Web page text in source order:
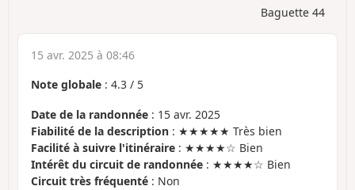
Baguette 44
15 avr. 2025 à 08:46
Note globale : 4.3 / 5
Date de la randonnée : 15 avr. 2025
Fiabilité de la description : ★★★★★ Très bien
Facilité à suivre l'itinéraire : ★★★★☆ Bien
Intérêt du circuit de randonnée : ★★★★☆ Bien
Circuit très fréquenté : Non